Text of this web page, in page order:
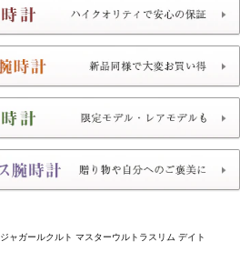
ジャガールクルト マスターウルトラスリム デイト